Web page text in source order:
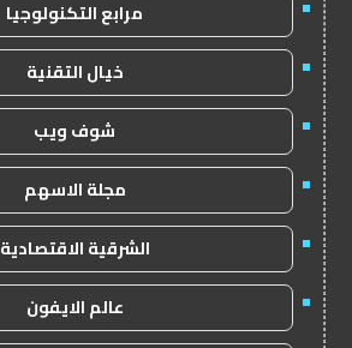
مرابع التكنولوجيا
خيال التقنية
شوف ويب
مجلة الاسهم
الشرقية الاقتصادية
عالم الايفون